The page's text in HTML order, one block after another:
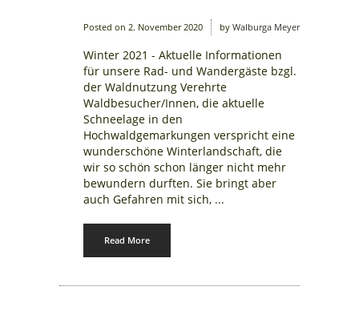
Posted on 2. November 2020 by Walburga Meyer
Winter 2021 - Aktuelle Informationen
für unsere Rad- und Wandergäste bzgl.
der Waldnutzung Verehrte
Waldbesucher/Innen, die aktuelle
Schneelage in den
Hochwaldgemarkungen verspricht eine
wunderschöne Winterlandschaft, die
wir so schön schon länger nicht mehr
bewundern durften. Sie bringt aber
auch Gefahren mit sich, ...
Read More